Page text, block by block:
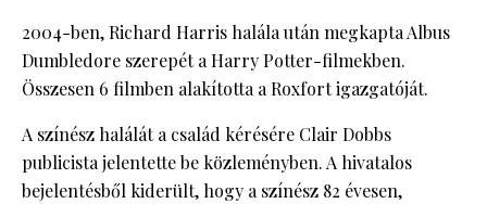
2004-ben, Richard Harris halála után megkapta Albus
Dumbledore szerepét a Harry Potter-filmekben.
Összesen 6 filmben alakította a Roxfort igazgatóját.
A színész halálát a család kérésére Clair Dobbs
publicista jelentette be közleményben. A hivatalos
bejelentésből kiderült, hogy a színész 82 évesen,